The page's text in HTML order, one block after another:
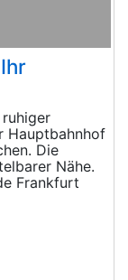
Hauptbahnhof
Die
Nähe.
Frankfurt